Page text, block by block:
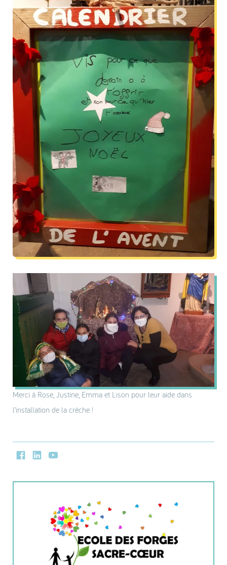
Merci à Rose, Justine, Emma et Lison pour leur aide dans
l’installation de la crèche !
FacebookLinkedInYoutube